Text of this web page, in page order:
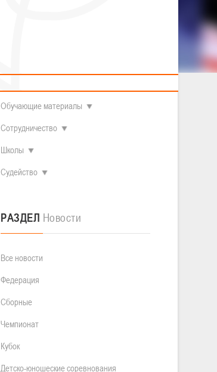
Обучающие материалы
Сотрудничество
Школы
Судейство
РАЗДЕЛ Новости
Все новости
Федерация
Сборные
Чемпионат
Кубок
Детско-юношеские соревнования